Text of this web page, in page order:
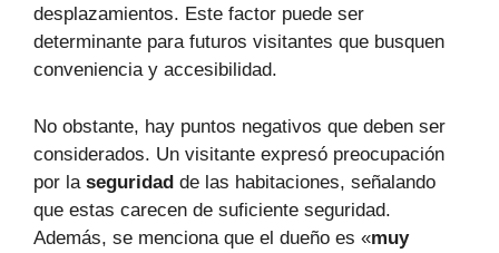
desplazamientos. Este factor puede ser
determinante para futuros visitantes que busquen
conveniencia y accesibilidad.
No obstante, hay puntos negativos que deben ser
considerados. Un visitante expresó preocupación
por la seguridad de las habitaciones, señalando
que estas carecen de suficiente seguridad.
Además, se menciona que el dueño es «muy